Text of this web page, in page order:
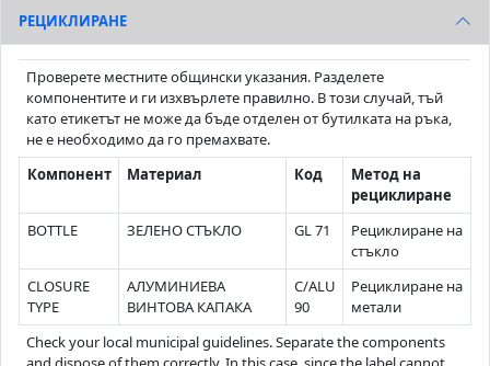
РЕЦИКЛИРАНЕ
Проверете местните общински указания. Разделете
компонентите и ги изхвърлете правилно. В този случай, тъй
като етикетът не може да бъде отделен от бутилката на ръка,
не е необходимо да го премахвате.
Компонент
Материал Код
Метод на
рециклиране
BOTTLE
ЗЕЛЕНО СТЪКЛО GL 71
Рециклиране на
стъкло
CLOSURE
TYPE
АЛУМИНИЕВА
ВИНТОВА КАПАКА
C/ALU
90
Рециклиране на
метали
Check your local municipal guidelines. Separate the components